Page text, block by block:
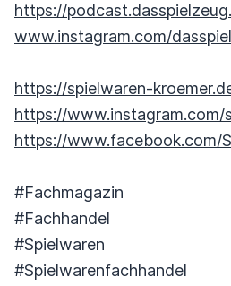
https://
www.instagram.com/
https://spielwaren-
https://www.instagram.com/
https://www.facebook.com/
#Fachmagazin
#Fachhandel
#Spielwaren
#Spielwarenfachhandel